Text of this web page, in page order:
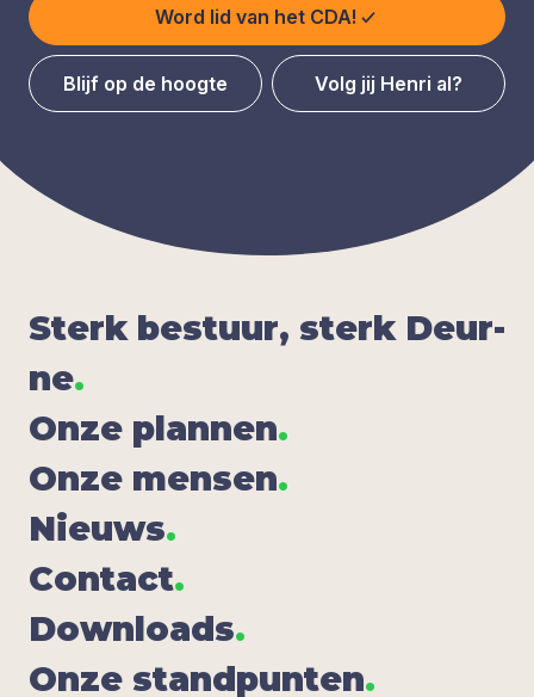
Word lid van het CDA!
Blijf op de hoogte Volg jij Henri al?
Sterk bestuur, sterk Deur­
ne.
Onze plan­nen.
Onze men­sen.
Nieuws.
Con­tact.
Down­lo­ads.
Onze stand­pun­ten.